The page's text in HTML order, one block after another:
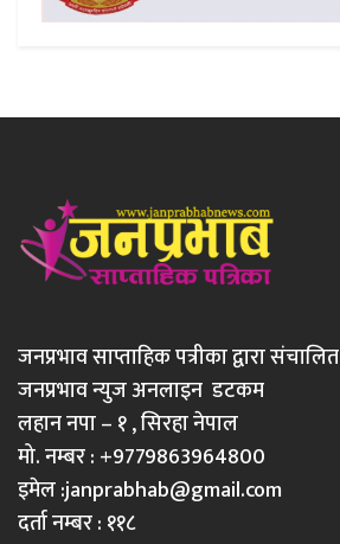
जनप्रभाव साप्ताहिक पत्रीका द्वारा संचालित
जनप्रभाव न्युज अनलाइन डटकम
लहान नपा – १ , सिरहा नेपाल
मो. नम्बर : +9779863964800
इमेल :janprabhab@gmail.com
दर्ता नम्बर : ११८